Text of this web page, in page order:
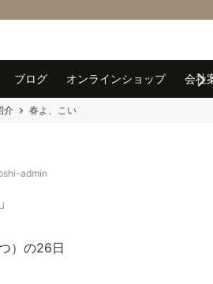
ブログ オンラインショップ 会社
介 春よ、こい
admin
」
）の26日